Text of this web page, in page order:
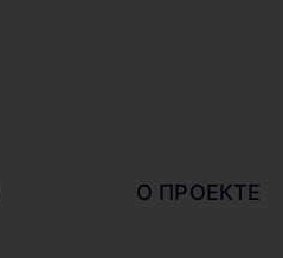
О ПРОЕКТЕ